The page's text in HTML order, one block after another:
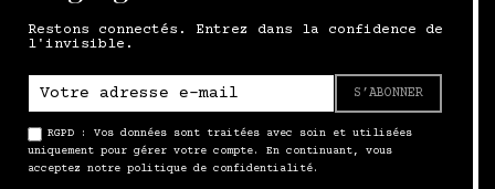
Restons connectés. Entrez dans la confidence de
l'invisible.
S’ABONNER
RGPD : Vos données sont traitées avec soin et utilisées
uniquement pour gérer votre compte. En continuant, vous
acceptez notre politique de confidentialité.